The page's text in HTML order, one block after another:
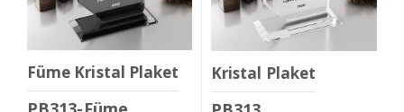
Füme Kristal Plaket Kristal Plaket